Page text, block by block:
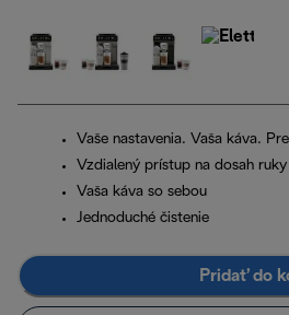
Vaše nastavenia. Vaša káva.
Vzdialený prístup na dosah ruky
Vaša káva so sebou
Jednoduché čistenie
Pridať do